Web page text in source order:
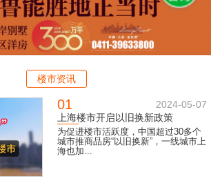
楼市资讯
01
2024-05-07
上海楼市开启以旧换新政策
为促进楼市活跃度，中国超过30多个
城市推商品房“以旧换新”，一线城市上
海也加...